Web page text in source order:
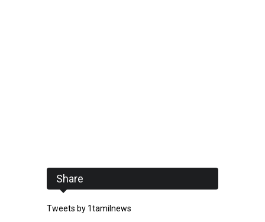
Share
Tweets by 1tamilnews